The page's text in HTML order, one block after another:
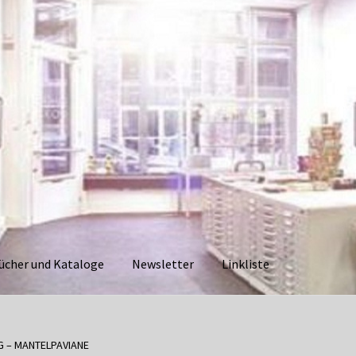
und Kataloge Newsletter Linkliste
– MANTELPAVIANE